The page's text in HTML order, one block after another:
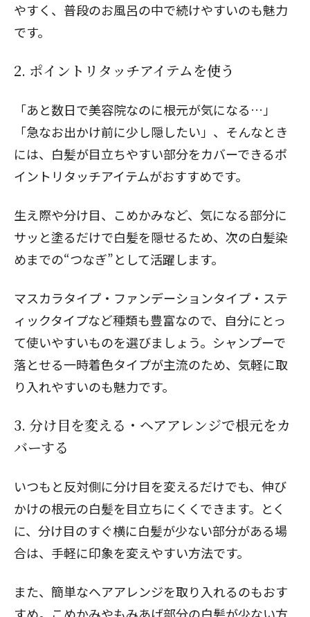
やすく、普段のお風呂の中で続けやすいのも魅力
です。
2. ポイントリタッチアイテムを使う
「あと数日で美容院なのに根元が気になる…」
「急なお出かけ前に少し隠したい」、そんなとき
には、白髪が目立ちやすい部分をカバーできるポ
イントリタッチアイテムがおすすめです。
生え際や分け目、こめかみなど、気になる部分に
サッと塗るだけで白髪を隠せるため、次の白髪染
めまでの“つなぎ”として活躍します。
マスカラタイプ・ファンデーションタイプ・ステ
ィックタイプなど種類も豊富なので、自分にとっ
て使いやすいものを選びましょう。シャンプーで
落とせる一時着色タイプが主流のため、気軽に取
り入れやすいのも魅力です。
3. 分け目を変える・ヘアアレンジで根元をカ
バーする
いつもと反対側に分け目を変えるだけでも、伸び
かけの根元の白髪を目立ちにくくできます。とく
に、分け目のすぐ横に白髪が少ない部分がある場
合は、手軽に印象を変えやすい方法です。
また、簡単なヘアアレンジを取り入れるのもおす